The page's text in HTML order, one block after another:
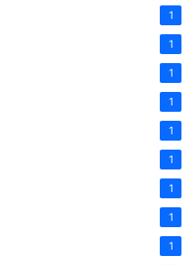
1
1
1
1
1
1
1
1
1